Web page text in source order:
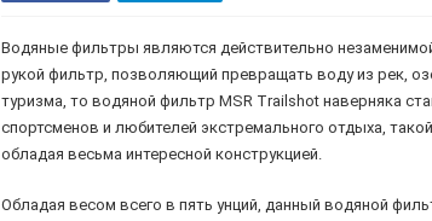
Водяные фильтры являются действительно
рукой фильтр, позволяющий превращать воду из рек,
туризма, то водяной фильтр MSR Trailshot наверняка
спортсменов и любителей экстремального отдыха,
обладая весьма интересной конструкцией.
Обладая весом всего в пять унций, данный водяной